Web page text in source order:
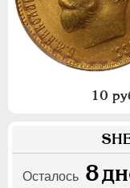
10
Осталось 8